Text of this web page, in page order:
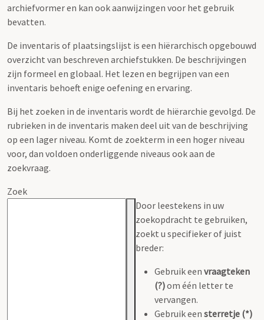
archiefvormer en kan ook aanwijzingen voor het gebruik
bevatten.
De inventaris of plaatsingslijst is een hiërarchisch opgebouwd
overzicht van beschreven archiefstukken. De beschrijvingen
zijn formeel en globaal. Het lezen en begrijpen van een
inventaris behoeft enige oefening en ervaring.
Bij het zoeken in de inventaris wordt de hiërarchie gevolgd. De
rubrieken in de inventaris maken deel uit van de beschrijving
op een lager niveau. Komt de zoekterm in een hoger niveau
voor, dan voldoen onderliggende niveaus ook aan de
zoekvraag.
Zoek
Door leestekens in uw
zoekopdracht te gebruiken,
zoekt u specifieker of juist
breder:
Gebruik een vraagteken
(?)om één letter te
vervangen.
Gebruik een sterretje (*)